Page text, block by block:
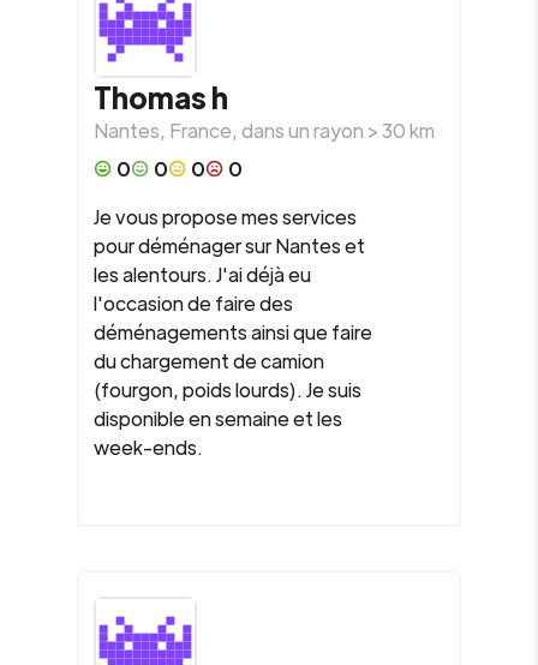
Thomas h
Nantes, France, dans un rayon >30km
0
0 0
0
Je vous propose mes services
pour déménager sur Nantes et
les alentours. J'ai déjà eu
l'occasion de faire des
déménagements ainsi que faire
du chargement de camion
(fourgon, poids lourds). Je suis
disponible en semaine et les
week-ends.